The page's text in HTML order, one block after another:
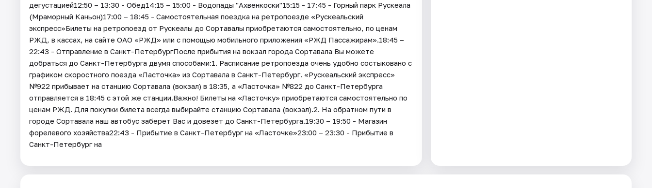
дегустацией12:50 – 13:30 - Обед14:15 – 15:00 - Водопады "Ахвенкоски"15:15 - 17:45 - Горный парк Рускеала
(Мраморный Каньон)17:00 – 18:45 - Самостоятельная поездка на ретропоезде «Рускеальский
экспресс»Билеты на ретропоезд от Рускеалы до Сортавалы приобретаются самостоятельно, по ценам
РЖД, в кассах, на сайте ОАО «РЖД» или с помощью мобильного приложения «РЖД Пассажирам».18:45 –
22:43 - Отправление в Санкт-ПетербургПосле прибытия на вокзал города Сортавала Вы можете
добраться до Санкт-Петербурга двумя способами:1. Расписание ретропоезда очень удобно состыковано с
графиком скоростного поезда «Ласточка» из Сортавала в Санкт-Петербург. «Рускеальский экспресс»
№922 прибывает на станцию Сортавала (вокзал) в 18:35, а «Ласточка» №822 до Санкт-Петербурга
отправляется в 18:45 с этой же станции.Важно! Билеты на «Ласточку» приобретаются самостоятельно по
ценам РЖД. Для покупки билета всегда выбирайте станцию Сортавала (вокзал).2. На обратном пути в
городе Сортавала наш автобус заберет Вас и довезет до Санкт-Петербурга.19:30 – 19:50 - Магазин
форелевого хозяйства22:43 - Прибытие в Санкт-Петербург на «Ласточке»23:00 – 23:30 - Прибытие в
Санкт-Петербург на